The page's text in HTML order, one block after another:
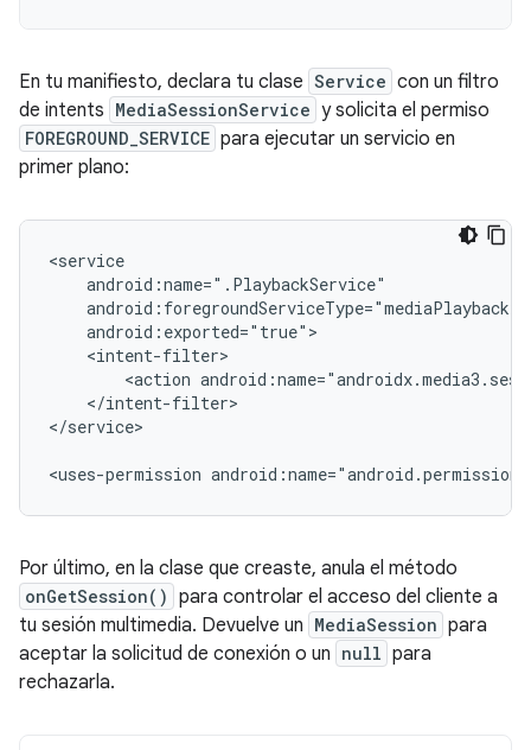
En tu manifiesto, declara tu clase Service con un filtro
de intents MediaSessionService y solicita el permiso
FOREGROUND_SERVICE para ejecutar un servicio en
primer plano:
<action
</intent-filter>
</service>
<uses-permission
Por último, en la clase que creaste, anula el método
onGetSession() para controlar el acceso del cliente a
tu sesión multimedia. Devuelve un MediaSession para
aceptar la solicitud de conexión o un null para
rechazarla.